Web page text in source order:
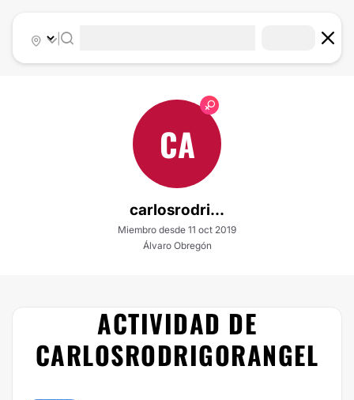
|
CA
carlosrodri...
Miembro desde 11 oct 2019
Álvaro Obregón
ACTIVIDAD DE
CARLOSRODRIGORANGEL